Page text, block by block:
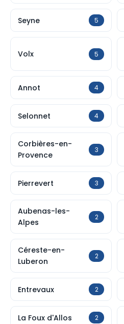
Seyne 5
Volx 5
Annot 4
Selonnet 4
Corbières-en-
Provence
3
Pierrevert 3
Aubenas-les-
Alpes
2
Céreste-en-
Luberon
2
Entrevaux 2
La Foux d'Allos 2